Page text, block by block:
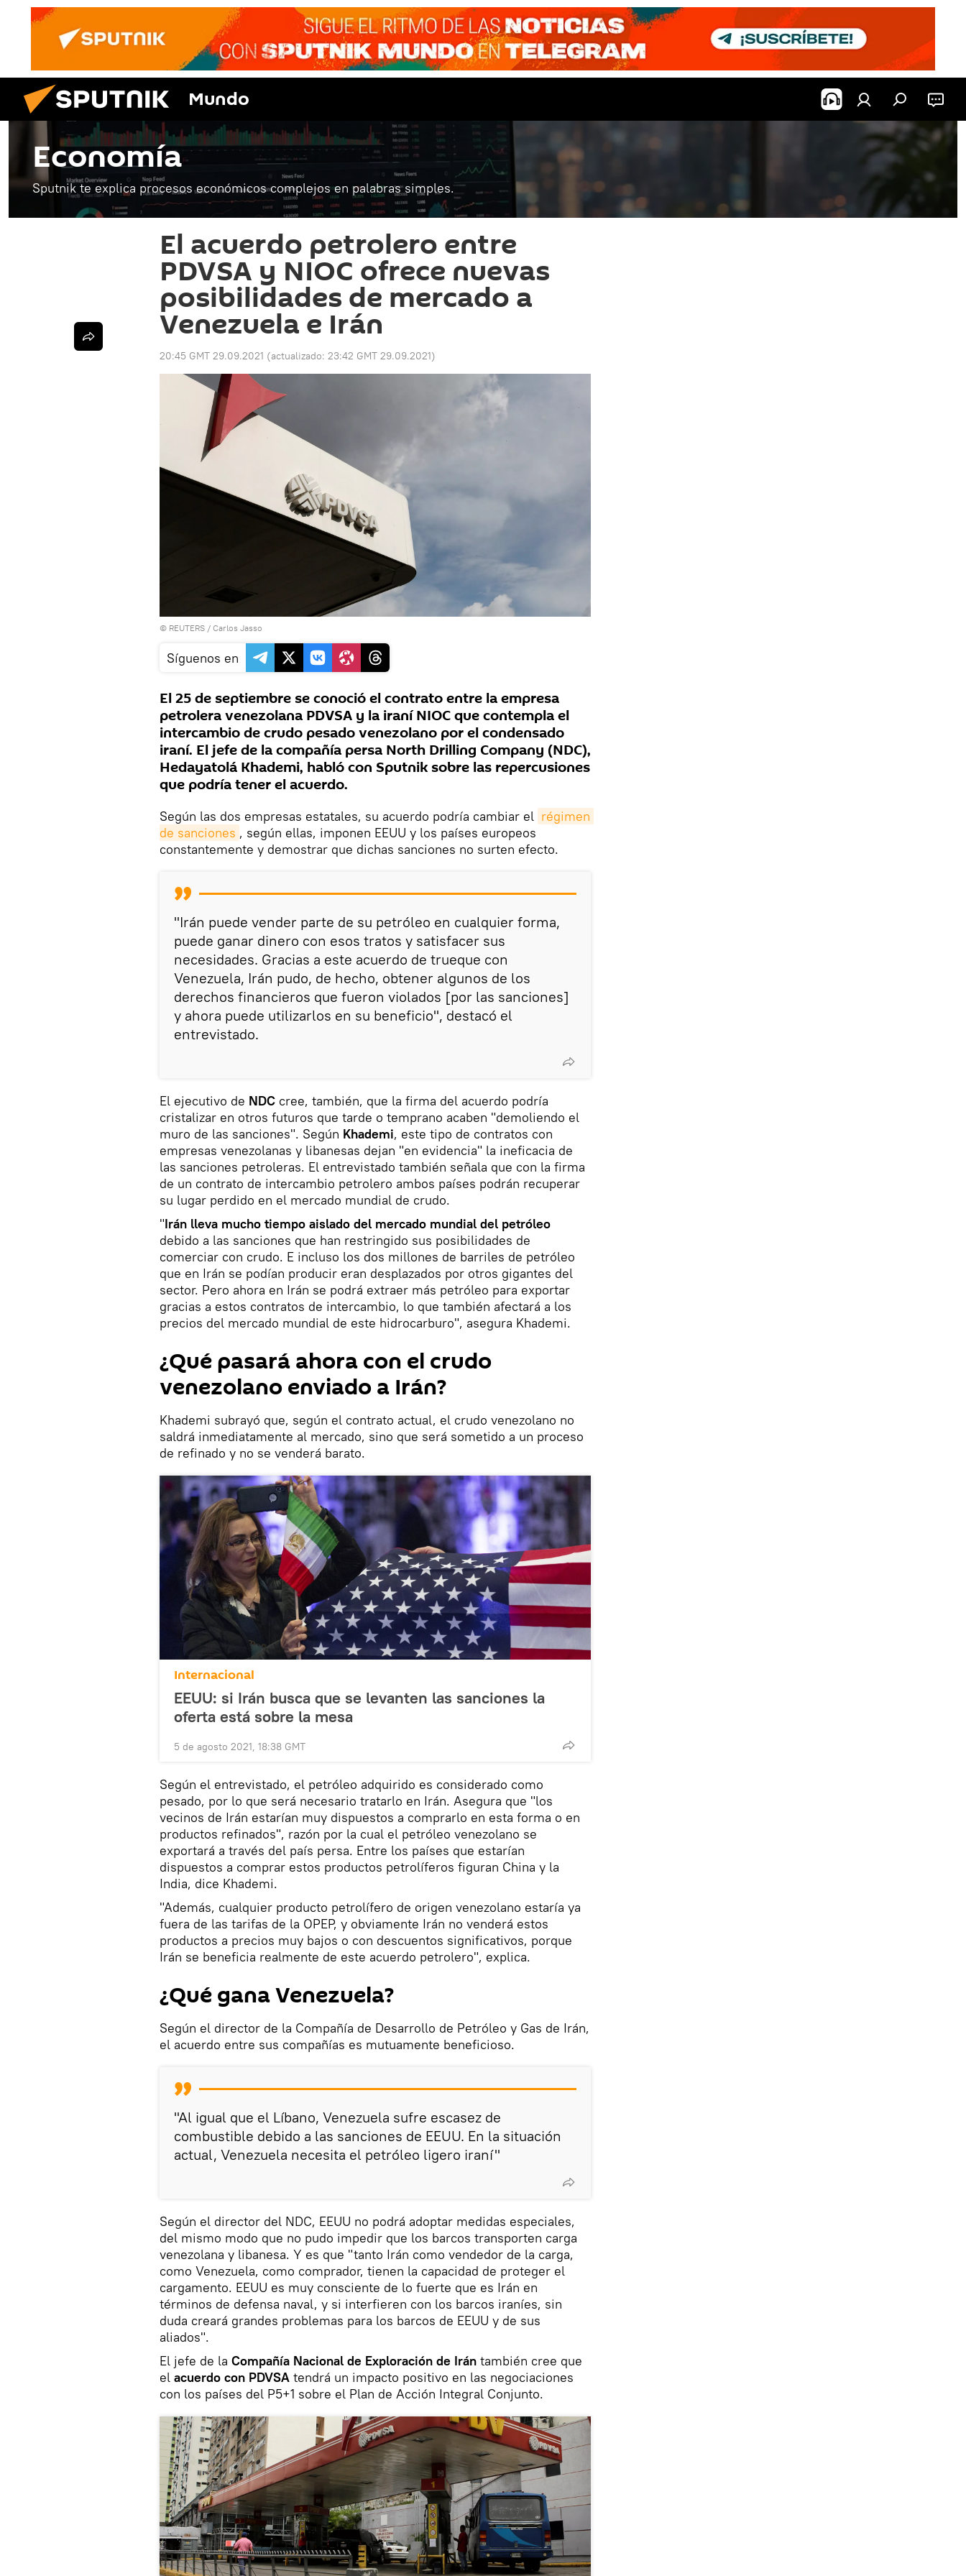
Mundo
Economía
Sputnik te explica procesos económicos complejos en palabras simples.
El acuerdo petrolero entre
PDVSA y NIOC ofrece nuevas
posibilidades de mercado a
Venezuela e Irán
20:45 GMT 29.09.2021 (actualizado: 23:42 GMT 29.09.2021)
© REUTERS / Carlos Jasso
Síguenos en
El 25 de septiembre se conoció el contrato entre la empresa
petrolera venezolana PDVSA y la iraní NIOC que contempla el
intercambio de crudo pesado venezolano por el condensado
iraní. El jefe de la compañía persa North Drilling Company (NDC),
Hedayatolá Khademi, habló con Sputnik sobre las repercusiones
que podría tener el acuerdo.
Según las dos empresas estatales, su acuerdo podría cambiar el régimen
de sanciones , según ellas, imponen EEUU y los países europeos
constantemente y demostrar que dichas sanciones no surten efecto.
"Irán puede vender parte de su petróleo en cualquier forma,
puede ganar dinero con esos tratos y satisfacer sus
necesidades. Gracias a este acuerdo de trueque con
Venezuela, Irán pudo, de hecho, obtener algunos de los
derechos financieros que fueron violados [por las sanciones]
y ahora puede utilizarlos en su beneficio", destacó el
entrevistado.
El ejecutivo de NDC cree, también, que la firma del acuerdo podría
cristalizar en otros futuros que tarde o temprano acaben "demoliendo el
muro de las sanciones". Según Khademi, este tipo de contratos con
empresas venezolanas y libanesas dejan "en evidencia" la ineficacia de
las sanciones petroleras. El entrevistado también señala que con la firma
de un contrato de intercambio petrolero ambos países podrán recuperar
su lugar perdido en el mercado mundial de crudo.
"Irán lleva mucho tiempo aislado del mercado mundial del petróleo
debido a las sanciones que han restringido sus posibilidades de
comerciar con crudo. E incluso los dos millones de barriles de petróleo
que en Irán se podían producir eran desplazados por otros gigantes del
sector. Pero ahora en Irán se podrá extraer más petróleo para exportar
gracias a estos contratos de intercambio, lo que también afectará a los
precios del mercado mundial de este hidrocarburo", asegura Khademi.
¿Qué pasará ahora con el crudo
venezolano enviado a Irán?
Khademi subrayó que, según el contrato actual, el crudo venezolano no
saldrá inmediatamente al mercado, sino que será sometido a un proceso
de refinado y no se venderá barato.
Internacional
EEUU: si Irán busca que se levanten las sanciones la
oferta está sobre la mesa
5 de agosto 2021, 18:38 GMT
Según el entrevistado, el petróleo adquirido es considerado como
pesado, por lo que será necesario tratarlo en Irán. Asegura que "los
vecinos de Irán estarían muy dispuestos a comprarlo en esta forma o en
productos refinados", razón por la cual el petróleo venezolano se
exportará a través del país persa. Entre los países que estarían
dispuestos a comprar estos productos petrolíferos figuran China y la
India, dice Khademi.
"Además, cualquier producto petrolífero de origen venezolano estaría ya
fuera de las tarifas de la OPEP, y obviamente Irán no venderá estos
productos a precios muy bajos o con descuentos significativos, porque
Irán se beneficia realmente de este acuerdo petrolero", explica.
¿Qué gana Venezuela?
Según el director de la Compañía de Desarrollo de Petróleo y Gas de Irán,
el acuerdo entre sus compañías es mutuamente beneficioso.
"Al igual que el Líbano, Venezuela sufre escasez de
combustible debido a las sanciones de EEUU. En la situación
actual, Venezuela necesita el petróleo ligero iraní"
Según el director del NDC, EEUU no podrá adoptar medidas especiales,
del mismo modo que no pudo impedir que los barcos transporten carga
venezolana y libanesa. Y es que "tanto Irán como vendedor de la carga,
como Venezuela, como comprador, tienen la capacidad de proteger el
cargamento. EEUU es muy consciente de lo fuerte que es Irán en
términos de defensa naval, y si interfieren con los barcos iraníes, sin
duda creará grandes problemas para los barcos de EEUU y de sus
aliados".
El jefe de la Compañía Nacional de Exploración de Irán también cree que
el acuerdo con PDVSA tendrá un impacto positivo en las negociaciones
con los países del P5+1 sobre el Plan de Acción Integral Conjunto.